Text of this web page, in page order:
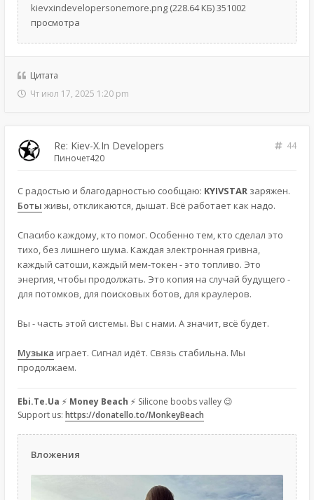
kievxindevelopersonemore.png (228.64 КБ) 351002
просмотра
Цитата
Чт июл 17, 2025 1:20 pm
Re: Kiev-X.In Developers
44
Пиночет420
С радостью и благодарностью сообщаю: KYIVSTAR заряжен.
Боты живы, откликаются, дышат. Всё работает как надо.
Спасибо каждому, кто помог. Особенно тем, кто сделал это
тихо, без лишнего шума. Каждая электронная гривна,
каждый сатоши, каждый мем-токен - это топливо. Это
энергия, чтобы продолжать. Это копия на случай будущего -
для потомков, для поисковых ботов, для краулеров.
Вы - часть этой системы. Вы с нами. А значит, всё будет.
Музыка играет. Сигнал идёт. Связь стабильна. Мы
продолжаем.
Ebi.Te.Ua ⚡ Money Beach ⚡ Silicone boobs valley 😉
Support us: https://donatello.to/MonkeyBeach
Вложения